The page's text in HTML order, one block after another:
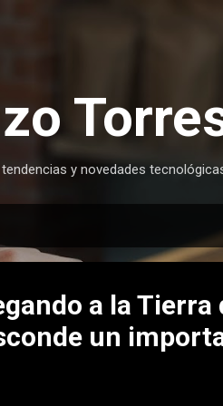
y novedades
a la Tierra
un